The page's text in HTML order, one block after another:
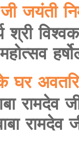
जी जयंती
श्री
घर